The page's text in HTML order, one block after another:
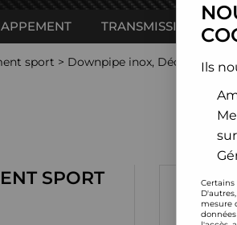
TRANSMISSION
sport > Downpipe inox, Décata et
SPORT
Ils
mesure